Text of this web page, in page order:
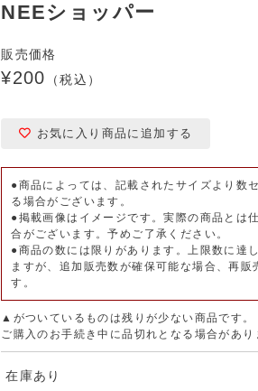
NEEショッパー
販売価格
¥200 （税込）
お気に入り商品に追加する
●商品によっては、記載されたサイズより数
る場合がございます。
●掲載画像はイメージです。実際の商品とは
合がございます。予めご了承ください。
●商品の数には限りがあります。上限数に達
ますが、追加販売数が確保可能な場合、再販
す。
▲がついているものは残りが少ない商品です。
ご購入のお手続き中に品切れとなる場合があり
在庫あり